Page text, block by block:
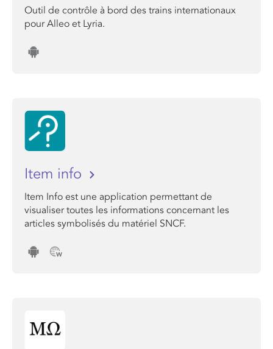
Outil de contrôle à bord des trains internationaux
pour Alleo et Lyria.
Item info
Item Info est une application permettant de
visualiser toutes les informations concernant les
articles symbolisés du matériel SNCF.